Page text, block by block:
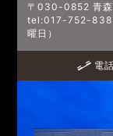
〒030-0852 青
tel:017-752-
曜日）
電話